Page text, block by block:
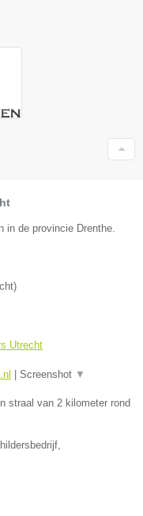
in de provincie Drenthe.
)
Utrecht
Screenshot ▼
straal van 2 kilometer rond